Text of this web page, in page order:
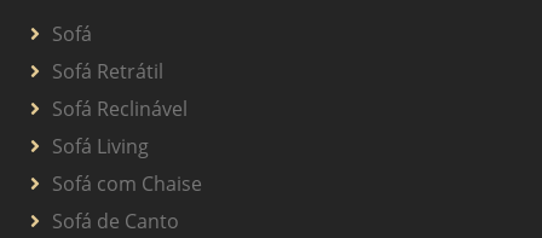
Sofá
Sofá Retrátil
Sofá Reclinável
Sofá Living
Sofá com Chaise
Sofá de Canto